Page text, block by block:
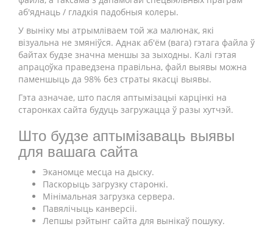
аб'яднаць / гладкія падобныя колеры.
У выніку мы атрымліваем той жа малюнак, які
візуальна не змяніўся. Аднак аб'ём (вага) гэтага файла ў
байтах будзе значна меншы за зыходны. Калі гэтая
апрацоўка праведзена правільна, файл выявы можна
паменшыць да 98% без страты якасці выявы.
Гэта азначае, што пасля аптымізацыі карцінкі на
старонках сайта будуць загружацца ў разы хутчэй.
Што будзе аптымізаваць выявы
для вашага сайта
Эканомце месца на дыску.
Паскорыць загрузку старонкі.
Мінімальная загрузка сервера.
Павялічыць канверсіі.
Лепшы рэйтынг сайта для вынікаў пошуку.